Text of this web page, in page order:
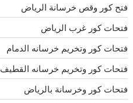
فتح كور وقص خرسانة الرياض
فتحات كور غرب الرياض
فتحات كور وتخريم خرسانه الدمام
فتحات كور وتخريم خرسانه القطيف
فتحات كور وخرسانة بالرياض